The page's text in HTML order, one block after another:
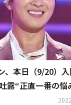
、本日（9/20）
露“正直一番の悩